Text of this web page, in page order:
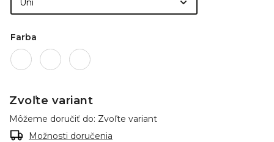
Farba
Zvoľte variant
Môžeme doručiť do: Zvoľte variant
Možnosti doručenia